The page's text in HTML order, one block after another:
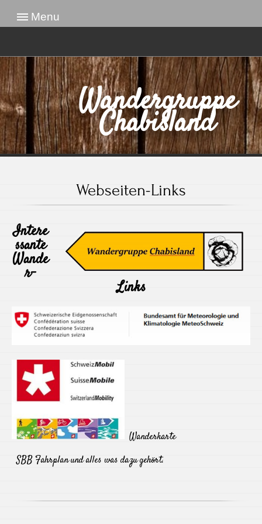
Menu
Wandergruppe
Chabisland
Webseiten-Links
Intere
ssante
Wande
r-
Links
Wanderkarte
SBB Fahrplan und alles was dazu gehört.